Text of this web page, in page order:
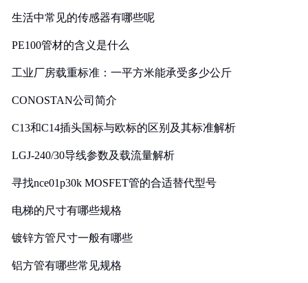
生活中常见的传感器有哪些呢
PE100管材的含义是什么
工业厂房载重标准：一平方米能承受多少公斤
CONOSTAN公司简介
C13和C14插头国标与欧标的区别及其标准解析
LGJ-240/30导线参数及载流量解析
寻找nce01p30k MOSFET管的合适替代型号
电梯的尺寸有哪些规格
镀锌方管尺寸一般有哪些
铝方管有哪些常见规格